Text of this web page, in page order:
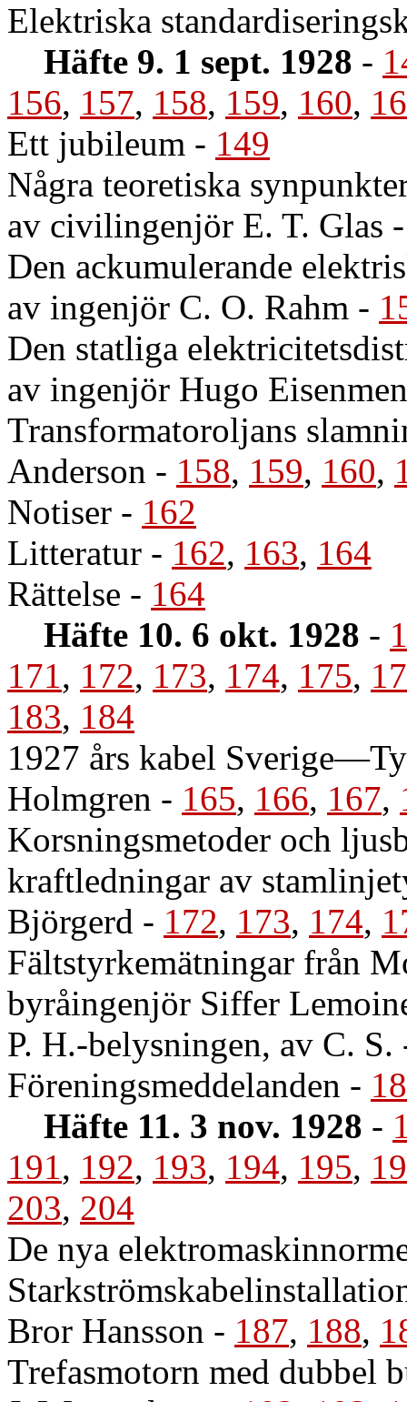
Elektriska
Häfte 9. 1 sept. 1928 -
156, 157, 158, 159, 160,
Ett jubileum - 149
Några teoretiska
av civilingenjör E. T. Glas
Den ackumulerande
av ingenjör C. O. Rahm -
Den statliga
av ingenjör Hugo
Transformatoroljans
Anderson - 158, 159, 160,
Notiser - 162
Litteratur - 162, 163, 164
Rättelse - 164
Häfte 10. 6 okt. 1928 -
171, 172, 173, 174, 175,
183, 184
1927 års kabel
Holmgren - 165, 166, 167,
Korsningsmetoder och
kraftledningar av
Björgerd - 172, 173, 174,
Fältstyrkemätningar från
byråingenjör Siffer
P. H.-belysningen, av C. S.
Föreningsmeddelanden -
Häfte 11. 3 nov. 1928 -
191, 192, 193, 194, 195,
203, 204
De nya
Bror Hansson - 187, 188,
Trefasmotorn med dubbel